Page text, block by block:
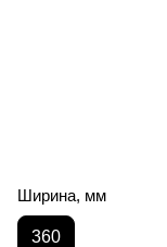
Ширина, мм
360